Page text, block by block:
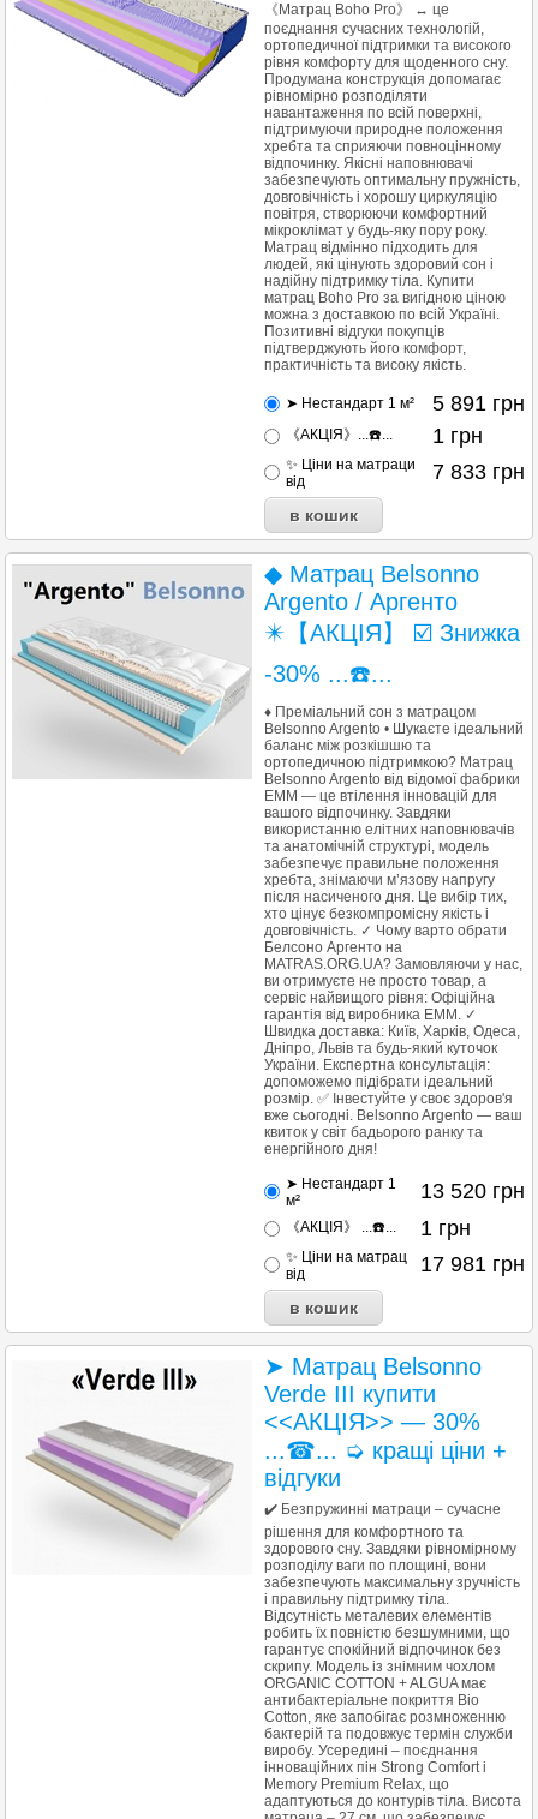
《Матрац Boho Pro》 ↔ це
поєднання сучасних технологій,
ортопедичної підтримки та високого
рівня комфорту для щоденного сну.
Продумана конструкція допомагає
рівномірно розподіляти
навантаження по всій поверхні,
підтримуючи природне положення
хребта та сприяючи повноцінному
відпочинку. Якісні наповнювачі
забезпечують оптимальну пружність,
довговічність і хорошу циркуляцію
повітря, створюючи комфортний
мікроклімат у будь-яку пору року.
Матрац відмінно підходить для
людей, які цінують здоровий сон і
надійну підтримку тіла. Купити
матрац Boho Pro за вигідною ціною
можна з доставкою по всій Україні.
Позитивні відгуки покупців
підтверджують його комфорт,
практичність та високу якість.
➤ Нестандарт 1 м² 5 891 грн
《АКЦІЯ》...☎️... 1 грн
✨ Ціни на матраци
від
7 833 грн
◆ Матрац Belsonno
Argento / Аргенто
✴️【АКЦІЯ】 ☑️ Знижка
-30% ...☎️...
♦ Преміальний сон з матрацом
Belsonno Argento • Шукаєте ідеальний
баланс між розкішшю та
ортопедичною підтримкою? Матрац
Belsonno Argento від відомої фабрики
EMM — це втілення інновацій для
вашого відпочинку. Завдяки
використанню елітних наповнювачів
та анатомічній структурі, модель
забезпечує правильне положення
хребта, знімаючи м’язову напругу
після насиченого дня. Це вибір тих,
хто цінує безкомпромісну якість і
довговічність. ✓ Чому варто обрати
Белсоно Аргенто на
MATRAS.ORG.UA? Замовляючи у нас,
ви отримуєте не просто товар, а
сервіс найвищого рівня: Офіційна
гарантія від виробника EMM. ✓
Швидка доставка: Київ, Харків, Одеса,
Дніпро, Львів та будь-який куточок
України. Експертна консультація:
допоможемо підібрати ідеальний
розмір. ✅ Інвестуйте у своє здоров'я
вже сьогодні. Belsonno Argento — ваш
квиток у світ бадьорого ранку та
енергійного дня!
➤ Нестандарт 1
м²
13 520 грн
《АКЦІЯ》 ...☎️... 1 грн
✨ Ціни на матрац
від
17 981 грн
➤ Матрац Belsonno
Verde III купити
<<АКЦІЯ>> — 30%
...☎... ➭ кращі ціни +
відгуки
✔️ Безпружинні матраци – сучасне
рішення для комфортного та
здорового сну. Завдяки рівномірному
розподілу ваги по площині, вони
забезпечують максимальну зручність
і правильну підтримку тіла.
Відсутність металевих елементів
робить їх повністю безшумними, що
гарантує спокійний відпочинок без
скрипу. Модель із знімним чохлом
ORGANIC COTTON + ALGUA має
антибактеріальне покриття Bio
Cotton, яке запобігає розмноженню
бактерій та подовжує термін служби
виробу. Усередині – поєднання
інноваційних пін Strong Comfort і
Memory Premium Relax, що
адаптуються до контурів тіла. Висота